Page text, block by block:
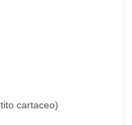
cartaceo)